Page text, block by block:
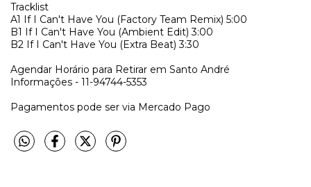
Tracklist
A1 If I Can't Have You (Factory Team Remix) 5:00
B1 If I Can't Have You (Ambient Edit) 3:00
B2 If I Can't Have You (Extra Beat) 3:30
Agendar Horário para Retirar em Santo André
Informações - 11-94744-5353
Pagamentos pode ser via Mercado Pago